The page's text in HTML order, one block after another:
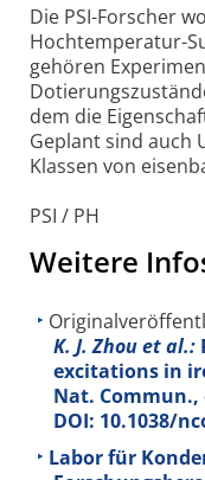
Die PSI-Forscher
Hochtemperatur-
gehören
dem die
Geplant sind auch
Klassen von
PSI / PH
Weitere
K. J. Zhou et al.:
excitations in
Nat. Commun.,
DOI: 10.1038/
Labor für